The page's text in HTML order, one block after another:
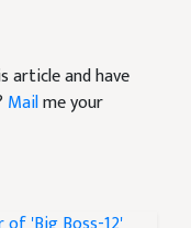
article and have
Mailme your